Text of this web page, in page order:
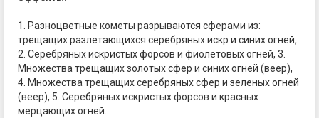
1. Разноцветные кометы разрываются сферами из:
трещащих разлетающихся серебряных искр и синих огней,
2. Серебряных искристых форсов и фиолетовых огней, 3.
Множества трещащих золотых сфер и синих огней (веер),
4. Множества трещащих серебряных сфер и зеленых огней
(веер), 5. Серебряных искристых форсов и красных
мерцающих огней.